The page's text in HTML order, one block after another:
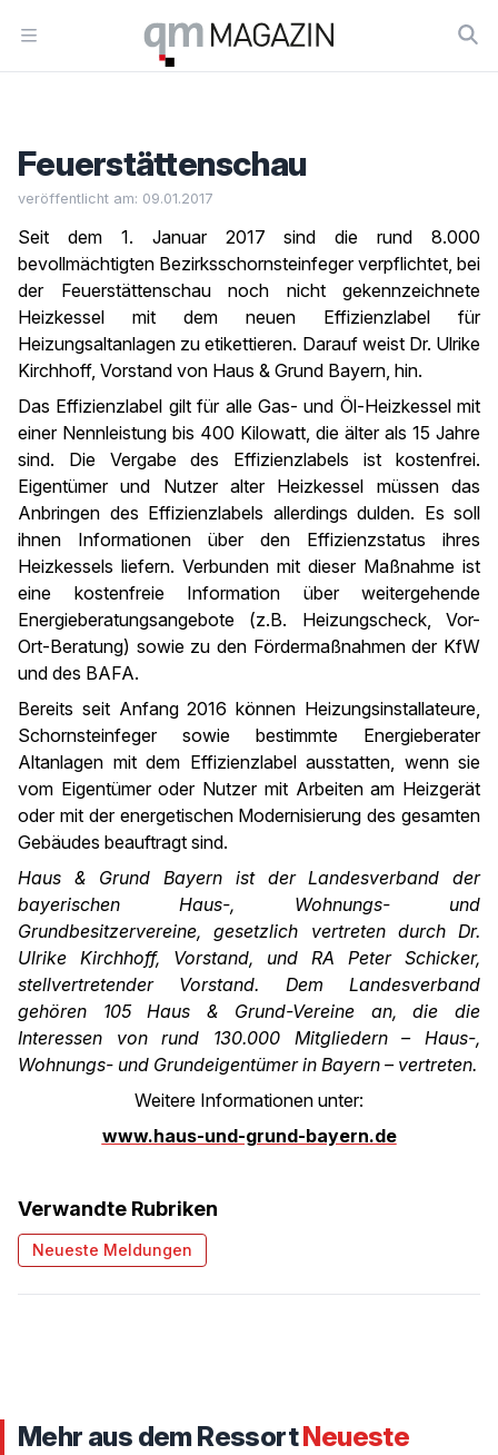
Open menu
Workflow
Feuerstättenschau
veröffentlicht am: 09.01.2017
Seit dem 1. Januar 2017 sind die rund 8.000
bevollmächtigten Bezirksschornsteinfeger verpflichtet, bei
der Feuerstättenschau noch nicht gekennzeichnete
Heizkessel mit dem neuen Effizienzlabel für
Heizungsaltanlagen zu etikettieren. Darauf weist Dr. Ulrike
Kirchhoff, Vorstand von Haus & Grund Bayern, hin.
Das Effizienzlabel gilt für alle Gas- und Öl-Heizkessel mit
einer Nennleistung bis 400 Kilowatt, die älter als 15 Jahre
sind. Die Vergabe des Effizienzlabels ist kostenfrei.
Eigentümer und Nutzer alter Heizkessel müssen das
Anbringen des Effizienzlabels allerdings dulden. Es soll
ihnen Informationen über den Effizienzstatus ihres
Heizkessels liefern. Verbunden mit dieser Maßnahme ist
eine kostenfreie Information über weitergehende
Energieberatungsangebote (z.B. Heizungscheck, Vor-
Ort-Beratung) sowie zu den Fördermaßnahmen der KfW
und des BAFA.
Bereits seit Anfang 2016 können Heizungsinstallateure,
Schornsteinfeger sowie bestimmte Energieberater
Altanlagen mit dem Effizienzlabel ausstatten, wenn sie
vom Eigentümer oder Nutzer mit Arbeiten am Heizgerät
oder mit der energetischen Modernisierung des gesamten
Gebäudes beauftragt sind.
Haus & Grund Bayern ist der Landesverband der
bayerischen Haus-, Wohnungs- und
Grundbesitzervereine, gesetzlich vertreten durch Dr.
Ulrike Kirchhoff, Vorstand, und RA Peter Schicker,
stellvertretender Vorstand. Dem Landesverband
gehören 105 Haus & Grund-Vereine an, die die
Interessen von rund 130.000 Mitgliedern – Haus-,
Wohnungs- und Grundeigentümer in Bayern – vertreten.
Weitere Informationen unter:
www.haus-und-grund-bayern.de
Verwandte Rubriken
Neueste Meldungen
Mehr aus dem RessortNeueste